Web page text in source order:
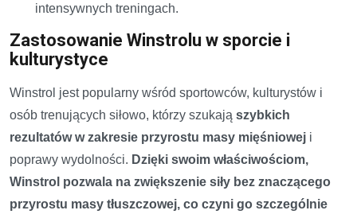
intensywnych treningach.
Zastosowanie Winstrolu w sporcie i
kulturystyce
Winstrol jest popularny wśród sportowców, kulturystów i
osób trenujących siłowo, którzy szukają szybkich
rezultatów w zakresie przyrostu masy mięśniowej i
poprawy wydolności. Dzięki swoim właściwościom,
Winstrol pozwala na zwiększenie siły bez znaczącego
przyrostu masy tłuszczowej, co czyni go szczególnie